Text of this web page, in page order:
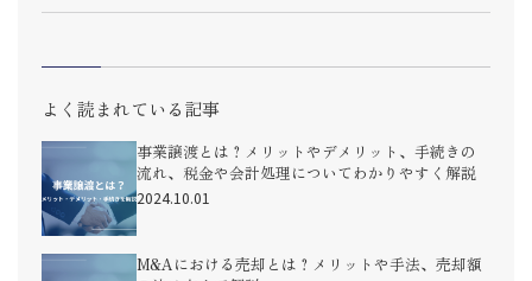
よく読まれている記事
事業譲渡とは？メリットやデメリット、手続きの
流れ、税金や会計処理についてわかりやすく解説
2024.10.01
M&Aにおける売却とは？メリットや手法、売却額